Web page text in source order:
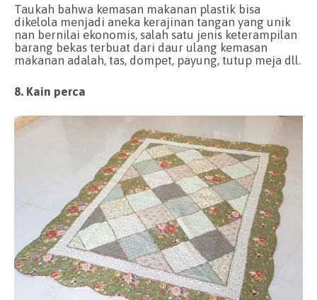
Taukah bahwa kemasan makanan plastik bisa
dikelola menjadi aneka kerajinan tangan yang unik
nan bernilai ekonomis, salah satu jenis keterampilan
barang bekas terbuat dari daur ulang kemasan
makanan adalah, tas, dompet, payung, tutup meja dll.
8. Kain perca